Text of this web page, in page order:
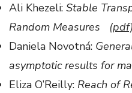
Ali Khezeli: Stable
Random Measures (pdf)
Daniela Novotná:
asymptotic results for
Eliza O’Reilly: Reach of